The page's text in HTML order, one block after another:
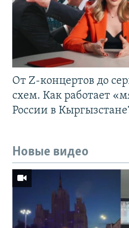
От Z-концертов до
схем. Как работает
России в
Новые видео